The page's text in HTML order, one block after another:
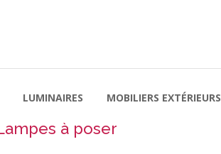
LUMINAIRES MOBILIERS EXTÉRIEURS
à poser